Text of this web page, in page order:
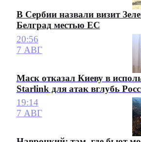
В Сербии назвали визит
Белград местью ЕС
20:56
7 АВГ
Маск отказал Киеву в
Starlink для атак вглубь
19:14
7 АВГ